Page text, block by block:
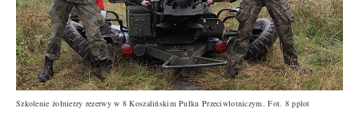
Szkolenie żołnierzy rezerwy w 8 Koszalińskim Pułku Przeciwlotniczym. Fot. 8 pplot